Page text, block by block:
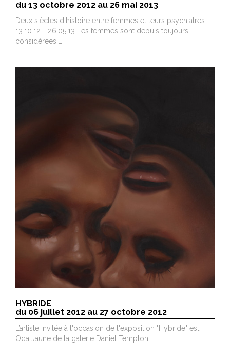
du 13 octobre 2012 au 26 mai 2013
Deux siècles d’histoire entre femmes et leurs psychiatres
13.10.12 - 26.05.13 Les femmes sont depuis toujours
considérées …
HYBRIDE
du 06 juillet 2012 au 27 octobre 2012
L’artiste invitée à l'occasion de l'exposition "Hybride" est
Oda Jaune de la galerie Daniel Templon. …